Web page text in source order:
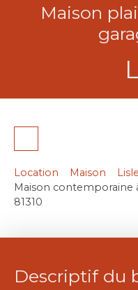
Maison
Location Maison
Maison contemporaine
81310
Descriptif du